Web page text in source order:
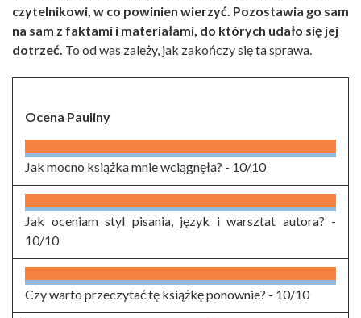
czytelnikowi, w co powinien wierzyć. Pozostawia go sam
na sam z faktami i materiałami, do których udało się jej
dotrzeć. To od was zależy, jak zakończy się ta sprawa.
Ocena Pauliny
Jak mocno książka mnie wciągnęła? - 10/10
Jak oceniam styl pisania, język i warsztat autora? -
10/10
Czy warto przeczytać tę książkę ponownie? - 10/10